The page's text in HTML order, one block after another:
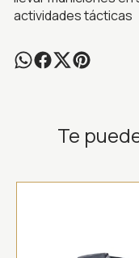
actividades tácticas
Te